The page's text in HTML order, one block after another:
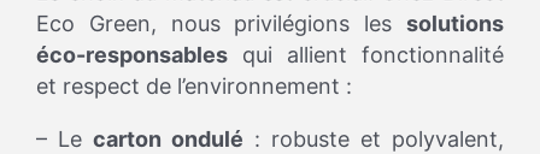
Eco Green, nous privilégions les solutions
éco-responsables qui allient fonctionnalité
et respect de l’environnement :
– Le carton ondulé : robuste et polyvalent,